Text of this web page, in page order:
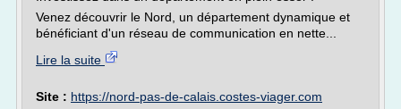
Venez découvrir le Nord, un département dynamique et
bénéficiant d'un réseau de communication en nette...
Lire la suite
Site : https://nord-pas-de-calais.costes-viager.com